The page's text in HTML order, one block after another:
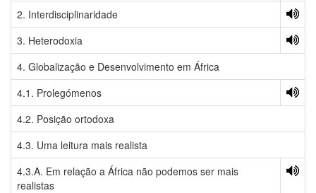
2. Interdisciplinaridade
3. Heterodoxia
4. Globalização e Desenvolvimento em África
4.1. Prolegómenos
4.2. Posição ortodoxa
4.3. Uma leitura mais realista
4.3.A. Em relação a África não podemos ser mais
realistas